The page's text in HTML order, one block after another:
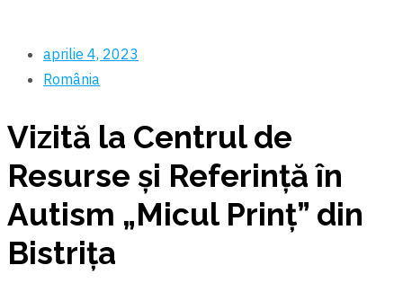
aprilie 4, 2023
România
Vizită la Centrul de
Resurse şi Referinţă în
Autism „Micul Prinţ” din
Bistriţa